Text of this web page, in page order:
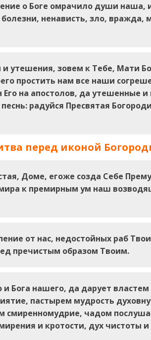
о Боге омрачило ду­ши наша,
ненависть, зло, вражда,
утешения, зовем к Тебе, Мати
простить нам все на­ши
Его на апостолов, да уте­шенные
радуйся Пресвятая
перед иконой
Доме, егоже созда Себе
к премирным ум наш
от нас, недостойных раб
пречистым образом Твоим.
Бога нашего, да дарует
пастырем мудрость
смиренномудрие, чадом
и кротости, дух чистоты